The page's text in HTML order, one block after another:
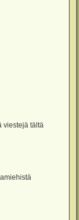
viestejä tältä